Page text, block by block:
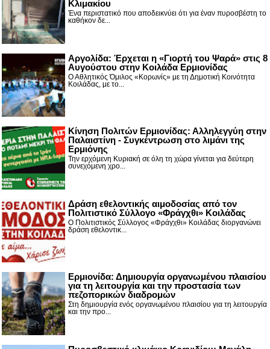
Κλιμακίου
Ένα περιστατικό που αποδεικνύει ότι για έναν πυροσβέστη το
καθήκον δε...
Αργολίδα: Έρχεται η «Γιορτή του Ψαρά» στις 8
Αυγούστου στην Κοιλάδα Ερμιονίδας
Ο Αθλητικός Όμιλος «Κορωνίς» με τη Δημοτική Κοινότητα
Κοιλάδας, με το...
Κίνηση Πολιτών Ερμιονίδας: Αλληλεγγύη στην
Παλαιστίνη - Συγκέντρωση στο λιμάνι της
Ερμιόνης
Την ερχόμενη Κυριακή σε όλη τη χώρα γίνεται για δεύτερη
συνεχόμενη χρο...
Δράση εθελοντικής αιμοδοσίας από τον
Πολιτιστικό Σύλλογο «Φράγχθι» Κοιλάδας
Ο Πολιτιστικός Σύλλογος «Φράγχθι» Κοιλάδας διοργανώνει
δράση εθελοντικ...
Ερμιονίδα: Δημιουργία οργανωμένου πλαισίου
για τη λειτουργία και την προστασία των
πεζοπορικών διαδρομών
Στη δημιουργία ενός οργανωμένου πλαισίου για τη λειτουργία
και την προ...